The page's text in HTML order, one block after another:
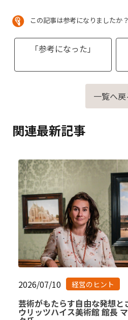
この記事は参考になりましたか？
「参考になった」
一覧へ戻
関連最新記事
2026/07/10 経営のヒント
芸術がもたらす自由な発想と
ウリッツハイス美術館 館長